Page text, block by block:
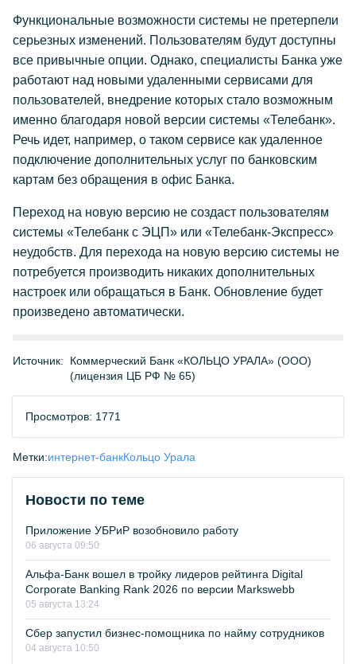
Функциональные возможности системы не претерпели
серьезных изменений. Пользователям будут доступны
все привычные опции. Однако, специалисты Банка уже
работают над новыми удаленными сервисами для
пользователей, внедрение которых стало возможным
именно благодаря новой версии системы «Телебанк».
Речь идет, например, о таком сервисе как удаленное
подключение дополнительных услуг по банковским
картам без обращения в офис Банка.
Переход на новую версию не создаст пользователям
системы «Телебанк с ЭЦП» или «Телебанк-Экспресс»
неудобств. Для перехода на новую версию системы не
потребуется производить никаких дополнительных
настроек или обращаться в Банк. Обновление будет
произведено автоматически.
Источник:
Коммерческий Банк «КОЛЬЦО УРАЛА» (ООО)
(лицензия ЦБ РФ № 65)
Просмотров: 1771
Метки:интернет-банкКольцо Урала
Новости по теме
Приложение УБРиР возобновило работу
06 августа 09:50
Альфа-Банк вошел в тройку лидеров рейтинга Digital
Corporate Banking Rank 2026 по версии Markswebb
05 августа 13:24
Сбер запустил бизнес-помощника по найму сотрудников
04 августа 10:50